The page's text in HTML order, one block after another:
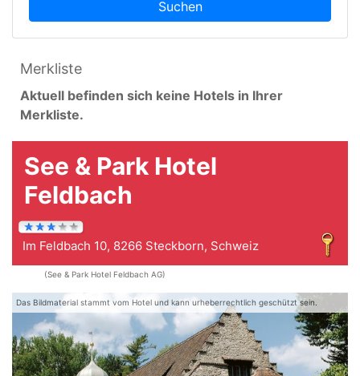
Suchen
Merkliste
Aktuell befinden sich keine Hotels in Ihrer
Merkliste.
See & Park Hotel
Feldbach
Im Feldbach 10, 8266 Steckborn, Schweiz
(See & Park Hotel Feldbach AG)
Das Bildmaterial stammt vom Hotel und kann urheberrechtlich geschützt sein.